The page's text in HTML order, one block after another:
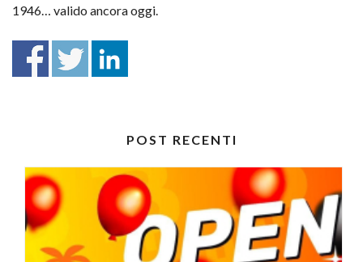
1946… valido ancora oggi.
POST RECENTI